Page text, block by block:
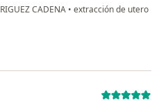
CADENA • extracción de utero